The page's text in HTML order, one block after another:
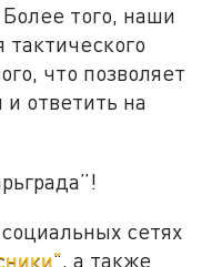
того, наши
что позволяет
ответить на
сетях
, а также